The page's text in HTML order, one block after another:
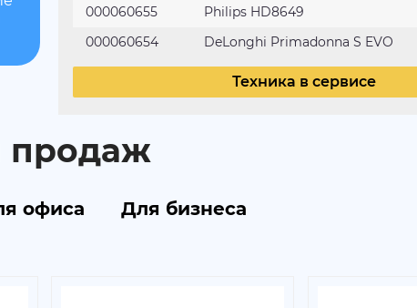
000060655
Philips HD8649
000060654
DeLonghi Primadonna S EVO
Техника в сервисе
продаж
офиса Для бизнеса